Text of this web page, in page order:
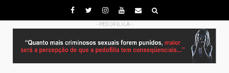
- PEDOFILILA -